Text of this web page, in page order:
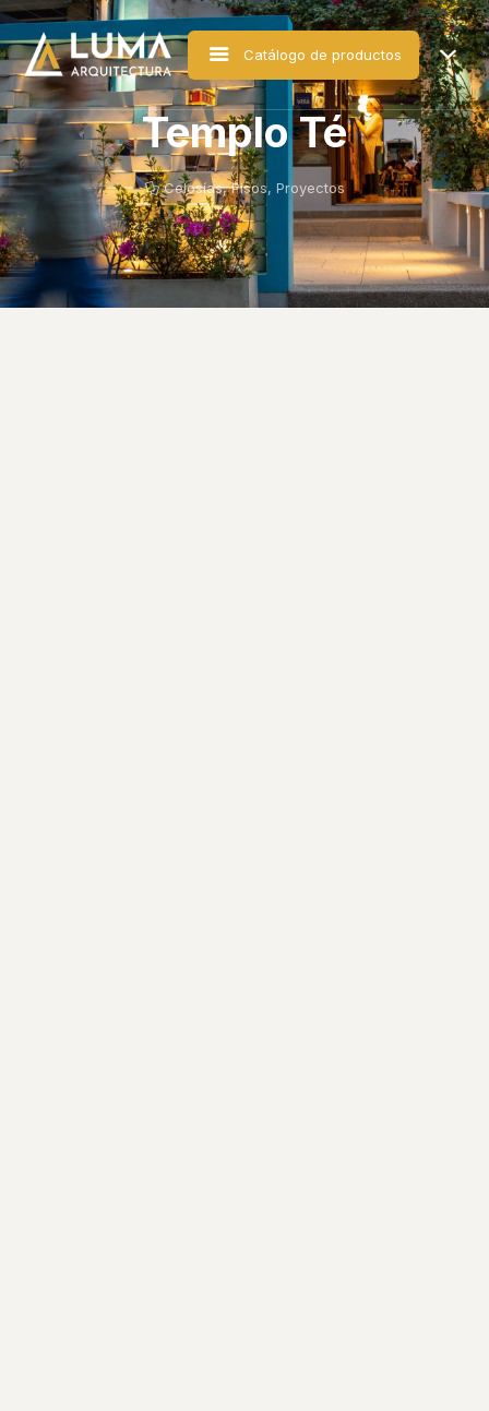
Catálogo de productos
Templo Té
Celosías,Pisos, Proyectos